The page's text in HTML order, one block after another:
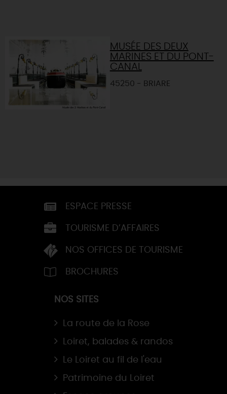
MUSÉE DES DEUX
MARINES ET DU PONT-
CANAL
45250 - BRIARE
ESPACE PRESSE
TOURISME D’AFFAIRES
NOS OFFICES DE TOURISME
BROCHURES
NOS SITES
La route de la Rose
Loiret, balades & randos
Le Loiret au fil de l'eau
Patrimoine du Loiret